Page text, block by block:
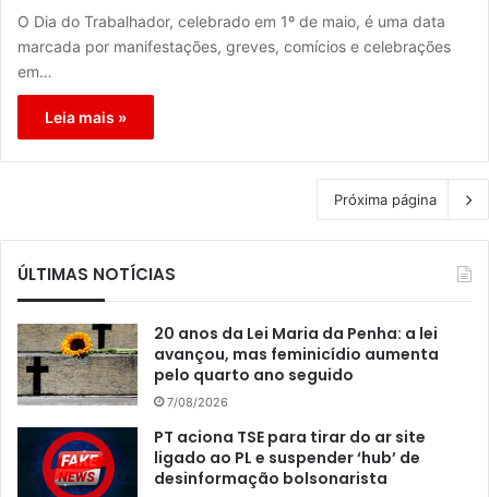
O Dia do Trabalhador, celebrado em 1º de maio, é uma data
marcada por manifestações, greves, comícios e celebrações
em…
Leia mais »
Próxima página
ÚLTIMAS NOTÍCIAS
20 anos da Lei Maria da Penha: a lei
avançou, mas feminicídio aumenta
pelo quarto ano seguido
7/08/2026
PT aciona TSE para tirar do ar site
ligado ao PL e suspender ‘hub’ de
desinformação bolsonarista